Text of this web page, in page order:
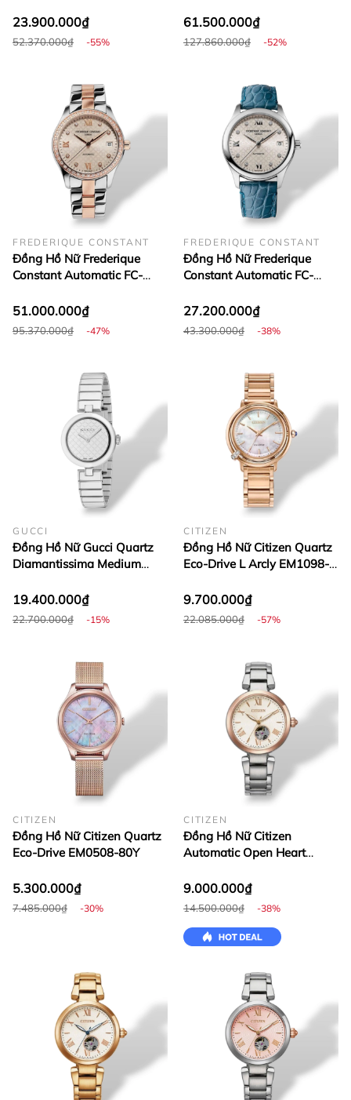
FC318MPWN3B4 )
23.900.000₫
52.370.000₫ -55%
FC310WHF2PD2B3 )
61.500.000₫
127.860.000₫ -52%
FREDERIQUE CONSTANT
Đồng Hồ Nữ Frederique
Constant Automatic FC-
FC303LGD3BD2B )
51.000.000₫
95.370.000₫ -47%
FREDERIQUE CONSTANT
Đồng Hồ Nữ Frederique
Constant Automatic FC-
FC303LGD3B6 )
27.200.000₫
43.300.000₫ -38%
GUCCI
Đồng Hồ Nữ Gucci Quartz
Diamantissima Medium
19.400.000₫
22.700.000₫ -15%
CITIZEN
Đồng Hồ Nữ Citizen Quartz
Eco-Drive L Arcly EM1098-
9.700.000₫
22.085.000₫ -57%
CITIZEN
Đồng Hồ Nữ Citizen Quartz
Eco-Drive EM0508-80Y
5.300.000₫
7.485.000₫ -30%
CITIZEN
Đồng Hồ Nữ Citizen
Automatic Open Heart
9.000.000₫
14.500.000₫ -38%